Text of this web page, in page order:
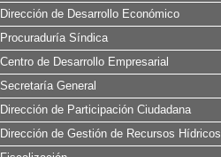
Dirección de Desarrollo Económico
Procuraduría Síndica
Centro de Desarrollo Empresarial
Secretaría General
Dirección de Participación Ciudadana
Dirección de Gestión de Recursos Hídricos